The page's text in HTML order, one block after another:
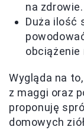
na zdrowie.
Duża ilość
obciążenie
Wygląda na
z maggi oraz
proponuję
domowych